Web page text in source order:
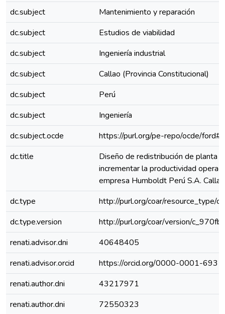
dc.subject
Mantenimiento y reparación
dc.subject
Estudios de viabilidad
dc.subject
Ingeniería industrial
dc.subject
Callao (Provincia Constitucional)
dc.subject
Perú
dc.subject
Ingeniería
dc.subject.ocde
https://purl.org/pe-repo/ocde/
dc.title
Diseño de redistribución de planta
incrementar la productividad
empresa Humboldt Perú S.A. Callao
dc.type
http://purl.org/coar/resource_type/
dc.type.version
http://purl.org/coar/version/
renati.advisor.dni
40648405
renati.advisor.orcid
https://orcid.org/0000-0001-
renati.author.dni
43217971
renati.author.dni
72550323